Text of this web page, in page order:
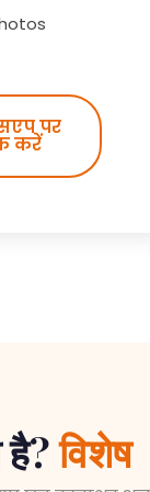
पर
करें
है? विशेष
छह हस्ताक्षर